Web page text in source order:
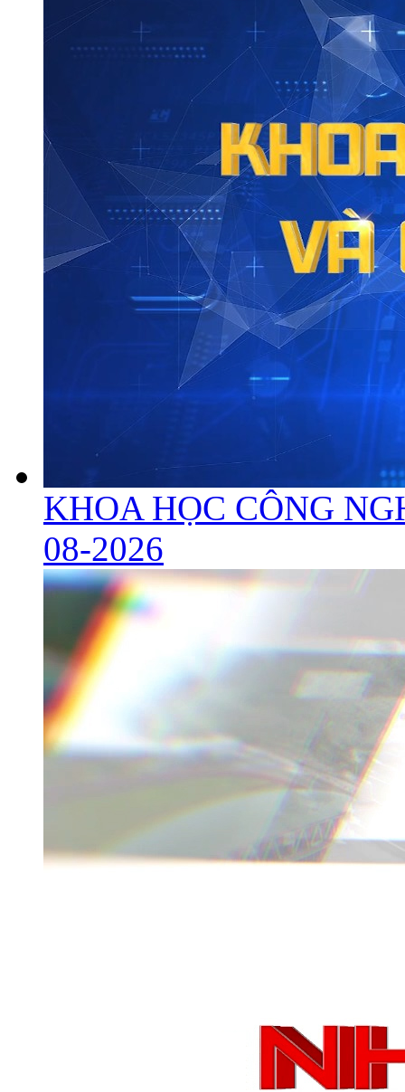
KHOA HỌC CÔNG
08-2026